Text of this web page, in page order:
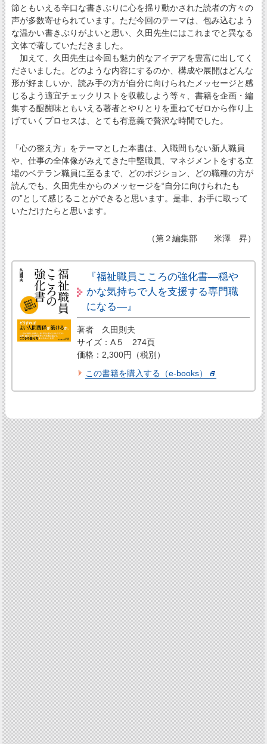
節ともいえる辛口な書きぶりに心を揺り動かされた読者の方々の
声が多数寄せられています。ただ今回のテーマは、包み込むよう
な温かい書きぶりがよいと思い、久田先生にはこれまでと異なる
文体で著していただきました。
加えて、久田先生は今回も魅力的なアイデアを豊富に出してく
ださいました。どのような内容にするのか、構成や展開はどんな
形が好ましいか、読み手の方が自分に向けられたメッセージと感
じるよう適宜チェックリストを収載しよう等々、書籍を企画・編
集する醍醐味ともいえる著者とやりとりを重ねてゼロから作り上
げていくプロセスは、とても有意義で贅沢な時間でした。
「心の整え方」をテーマとした本書は、入職間もない新人職員
や、仕事の全体像がみえてきた中堅職員、マネジメントをする立
場のベテラン職員に至るまで、どのポジション、どの職種の方が
読んでも、久田先生からのメッセージを“自分に向けられたも
の”として感じることができると思います。是非、お手に取って
いただけたらと思います。
（第２編集部 米澤 昇）
『福祉職員こころの強化書―穏や
かな気持ちで人を支援する専門職
になる―』
著者 久田則夫
サイズ：A５ 274頁
価格：2,300円（税別）
この書籍を購入する（e-books）